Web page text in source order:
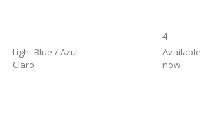
Light Blue / Azul
Claro
4
Available
now